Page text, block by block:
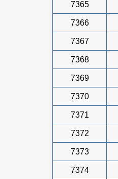
7365
7366
7367
7368
7369
7370
7371
7372
7373
7374